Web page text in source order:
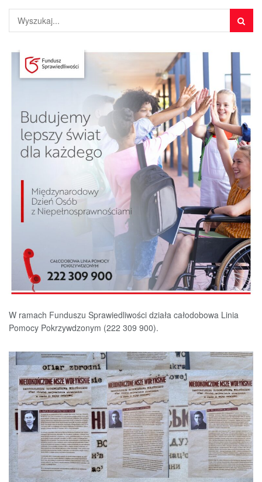
W ramach Funduszu Sprawiedliwości działa całodobowa Linia
Pomocy Pokrzywdzonym (222 309 900).